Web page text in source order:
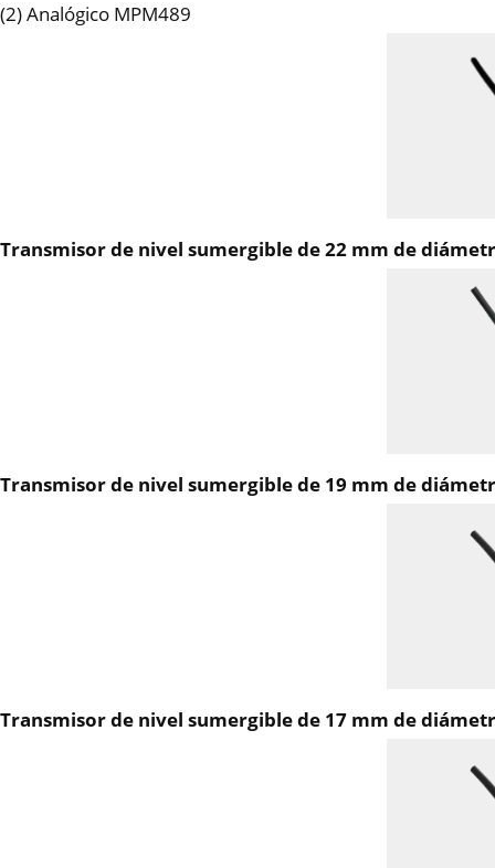
(2) Analógico MPM489
Transmisor de nivel sumergible de 22 mm de
Transmisor de nivel sumergible de 19 mm de
Transmisor de nivel sumergible de 17 mm de